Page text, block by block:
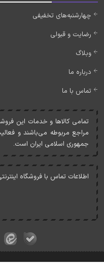
چهارشنبه‌های تخفیفی
رضایت و قبولی
وبلاگ
درباره ما
تماس با ما
تمامی کالاها و خدمات اين
مراجع مربوطه می‌باشند و
جمهوری اسلامی ايران است.
اطلاعات تماس با فروشگاه